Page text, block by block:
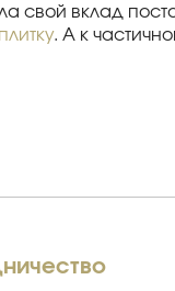
свой вклад
. А к